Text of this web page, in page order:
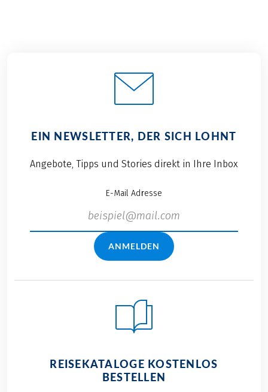
EIN NEWSLETTER, DER SICH LOHNT
Angebote, Tipps und Stories direkt in Ihre Inbox
E-Mail Adresse
ANMELDEN
REISEKATALOGE KOSTENLOS
BESTELLEN